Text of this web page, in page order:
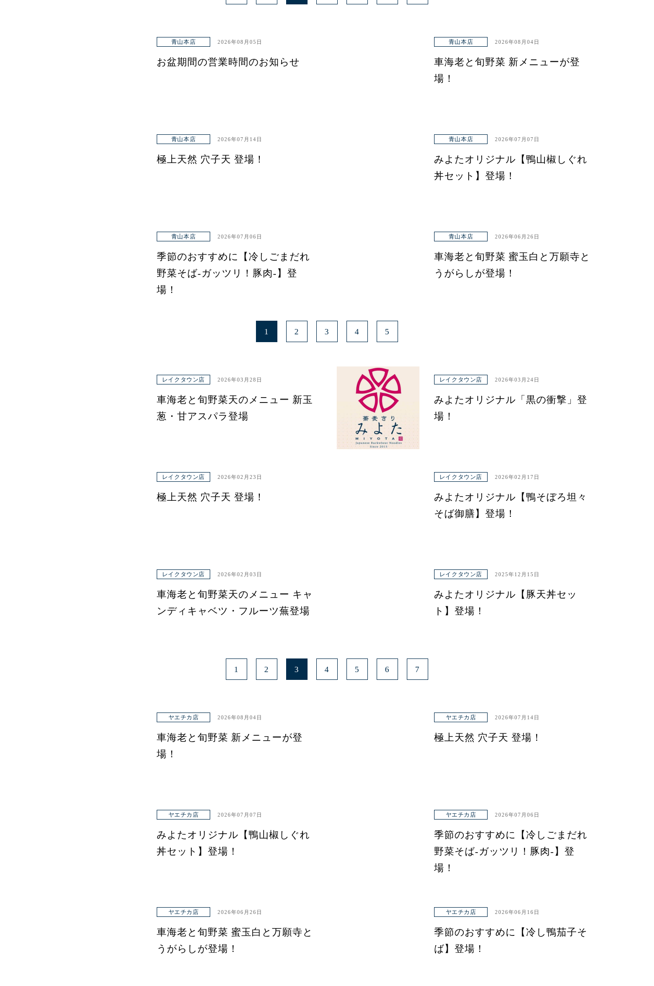
青山本店 2026年08月05日
お盆期間の営業時間のお知らせ
青山本店 2026年08月04日
車海老と旬野菜 新メニューが登
場！
青山本店 2026年07月14日
極上天然 穴子天 登場！
青山本店 2026年07月07日
みよたオリジナル【鴨山椒しぐれ
丼セット】登場！
青山本店 2026年07月06日
季節のおすすめに【冷しごまだれ
野菜そば-ガッツリ！豚肉-】登
場！
青山本店 2026年06月26日
車海老と旬野菜 蜜玉白と万願寺と
うがらしが登場！
1 2 3 4 5
レイクタウン店 2026年03月28日
車海老と旬野菜天のメニュー 新玉
葱・甘アスパラ登場
レイクタウン店 2026年03月24日
みよたオリジナル「黒の衝撃」登
場！
レイクタウン店 2026年02月23日
極上天然 穴子天 登場！
レイクタウン店 2026年02月17日
みよたオリジナル【鴨そぼろ坦々
そば御膳】登場！
レイクタウン店 2026年02月03日
車海老と旬野菜天のメニュー キャ
ンディキャベツ・フルーツ蕪登場
レイクタウン店 2025年12月15日
みよたオリジナル【豚天丼セッ
ト】登場！
1 2 3 4 5 6 7
ヤエチカ店 2026年08月04日
車海老と旬野菜 新メニューが登
場！
ヤエチカ店 2026年07月14日
極上天然 穴子天 登場！
ヤエチカ店 2026年07月07日
みよたオリジナル【鴨山椒しぐれ
丼セット】登場！
ヤエチカ店 2026年07月06日
季節のおすすめに【冷しごまだれ
野菜そば-ガッツリ！豚肉-】登
場！
ヤエチカ店 2026年06月26日
車海老と旬野菜 蜜玉白と万願寺と
うがらしが登場！
ヤエチカ店 2026年06月16日
季節のおすすめに【冷し鴨茄子そ
ば】登場！